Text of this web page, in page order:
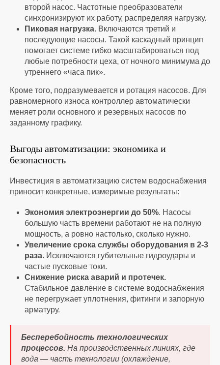
второй насос. Частотные преобразователи
синхронизируют их работу, распределяя нагрузку.
Пиковая нагрузка. Включаются третий и
последующие насосы. Такой каскадный принцип
помогает системе гибко масштабироваться под
любые потребности цеха, от ночного минимума до
утреннего «часа пик».
Кроме того, подразумевается и ротация насосов. Для
равномерного износа контроллер автоматически
меняет роли основного и резервных насосов по
заданному графику.
Выгоды автоматизации: экономика и
безопасность
Инвестиция в автоматизацию систем водоснабжения
приносит конкретные, измеримые результаты:
Экономия электроэнергии до 50%. Насосы
большую часть времени работают не на полную
мощность, а ровно настолько, сколько нужно.
Увеличение срока службы оборудования в 2-3
раза. Исключаются губительные гидроудары и
частые пусковые токи.
Снижение риска аварий и протечек.
Стабильное давление в системе водоснабжения
не перегружает уплотнения, фитинги и запорную
арматуру.
Бесперебойность технологических
процессов. На производственных линиях, где
вода — часть технологии (охлаждение,